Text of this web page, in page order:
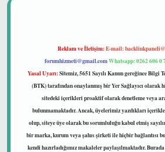
Reklam ve İletişim:E-mail:
forumhizmeti@gmail.comWhatsapp: 0262 606 0
Yasal Uyarı:Sitemiz, 5651 Sayılı Kanun gereğince
(BTK) tarafından onaylanmış bir Yer Sağlayıcı olarak
sitedeki içerikleri proaktif olarak denetleme veya
bulunmamaktadır. Ancak, üyelerimiz yazdıkları
olup, siteye üye olarak bu sorumluluğu kabul etmiş
bir marka, kurum veya şahıs şirketi ile hiçbir bağlantısı
kendi hazırladığımız makaleler paylaşılmaktadır.